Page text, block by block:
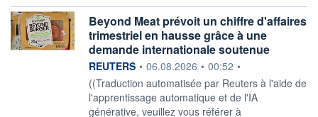
Beyond Meat prévoit un chiffre d'affaires
trimestriel en hausse grâce à une
demande internationale soutenue
information fournie par
REUTERS • 06.08.2026 • 00:52 •
((Traduction automatisée par Reuters à l'aide de
l'apprentissage automatique et de l'IA
générative, veuillez vous référer à